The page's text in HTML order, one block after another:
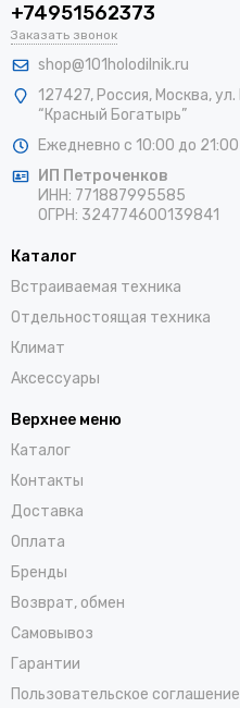
+74951562373
Заказать звонок
shop@101holodilnik.ru
127427, Россия, Москва,ул.
“Красный Богатырь”
Ежедневно с 10:00 до 21:00
ИП Петроченков
ИНН: 771887995585
ОГРН: 324774600139841
Каталог
Встраиваемая техника
Отдельностоящая техника
Климат
Аксессуары
Верхнее меню
Каталог
Контакты
Доставка
Оплата
Бренды
Возврат, обмен
Самовывоз
Гарантии
Пользовательское соглашение